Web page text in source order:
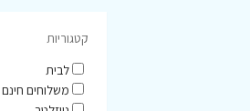
קטגוריות
לבית
משלוחים חינם